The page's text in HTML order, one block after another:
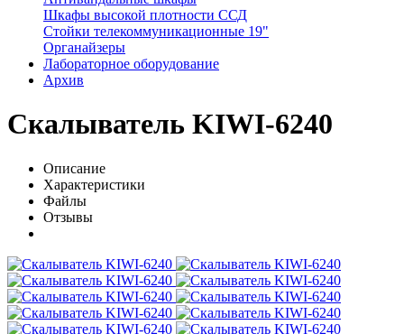
Шкафы высокой плотности ССД
Стойки телекоммуникационные 19"
Органайзеры
Лабораторное оборудование
Архив
Скалыватель KIWI-6240
Описание
Характеристики
Файлы
Отзывы